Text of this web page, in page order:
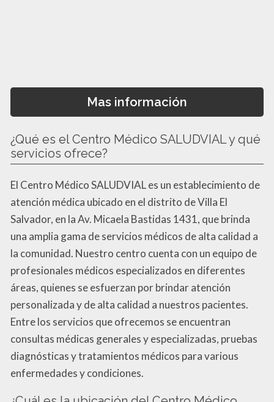
Mas información
¿Qué es el Centro Médico SALUDVIAL y qué
servicios ofrece?
El Centro Médico SALUDVIAL es un establecimiento de
atención médica ubicado en el distrito de Villa El
Salvador, en la Av. Micaela Bastidas 1431, que brinda
una amplia gama de servicios médicos de alta calidad a
la comunidad. Nuestro centro cuenta con un equipo de
profesionales médicos especializados en diferentes
áreas, quienes se esfuerzan por brindar atención
personalizada y de alta calidad a nuestros pacientes.
Entre los servicios que ofrecemos se encuentran
consultas médicas generales y especializadas, pruebas
diagnósticas y tratamientos médicos para various
enfermedades y condiciones.